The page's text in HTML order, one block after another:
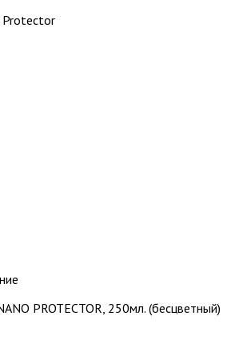
Protector
PROTECTOR, 250мл. (бесцветный)